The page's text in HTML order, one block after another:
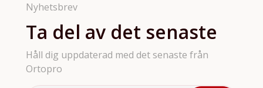
Nyhetsbrev
Ta del av det senaste
Håll dig uppdaterad med det senaste från
Ortopro